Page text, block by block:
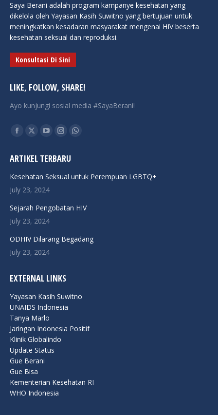
Saya Berani adalah program kampanye kesehatan yang
dikelola oleh Yayasan Kasih Suwitno yang bertujuan untuk
meningkatkan kesadaran masyarakat mengenai HIV beserta
kesehatan seksual dan reproduksi.
Konsultasi Di Sini
LIKE, FOLLOW, SHARE!
Ayo kunjungi sosial media #SayaBerani!
Find us on:
Facebook
opens
in
new
X
opens
in
new
YouTube
opens
in
new
Instagram
opens
in
Whatsapp
in
ARTIKEL TERBARU
Kesehatan Seksual untuk Perempuan LGBTQ+
July 23, 2024
Sejarah Pengobatan HIV
July 23, 2024
ODHIV Dilarang Begadang
July 23, 2024
EXTERNAL LINKS
Yayasan Kasih Suwitno
UNAIDS Indonesia
Tanya Marlo
Jaringan Indonesia Positif
Klinik Globalindo
Update Status
Gue Berani
Gue Bisa
Kementerian Kesehatan RI
WHO Indonesia